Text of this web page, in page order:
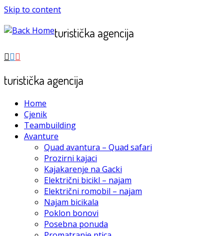
Skip to content
turistička agencija
turistička agencija
Home
Cjenik
Teambuilding
Avanture
Quad avantura – Quad safari
Prozirni kajaci
Kajakarenje na Gacki
Električni bicikl – najam
Električni romobil – najam
Najam bicikala
Poklon bonovi
Posebna ponuda